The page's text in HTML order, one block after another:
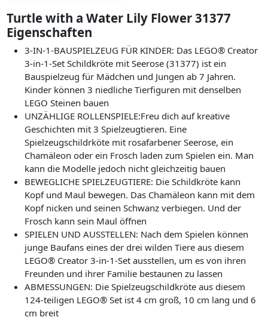
Turtle with a Water Lily Flower 31377
Eigenschaften
3-IN-1-BAUSPIELZEUG FÜR KINDER: Das LEGO® Creator
3-in-1-Set Schildkröte mit Seerose (31377) ist ein
Bauspielzeug für Mädchen und Jungen ab 7 Jahren.
Kinder können 3 niedliche Tierfiguren mit denselben
LEGO Steinen bauen
UNZÄHLIGE ROLLENSPIELE:Freu dich auf kreative
Geschichten mit 3 Spielzeugtieren. Eine
Spielzeugschildrköte mit rosafarbener Seerose, ein
Chamäleon oder ein Frosch laden zum Spielen ein. Man
kann die Modelle jedoch nicht gleichzeitig bauen
BEWEGLICHE SPIELZEUGTIERE: Die Schildkröte kann
Kopf und Maul bewegen. Das Chamäleon kann mit dem
Kopf nicken und seinen Schwanz verbiegen. Und der
Frosch kann sein Maul öffnen
SPIELEN UND AUSSTELLEN: Nach dem Spielen können
junge Baufans eines der drei wilden Tiere aus diesem
LEGO® Creator 3-in-1-Set ausstellen, um es von ihren
Freunden und ihrer Familie bestaunen zu lassen
ABMESSUNGEN: Die Spielzeugschildkröte aus diesem
124-teiligen LEGO® Set ist 4 cm groß, 10 cm lang und 6
cm breit